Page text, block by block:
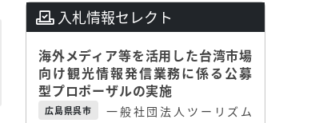
入札情報セレクト
海外メディア等を活用した台湾市場
向け観光情報発信業務に係る公募
型プロポーザルの実施
広島県呉市
一般社団法人ツーリズム